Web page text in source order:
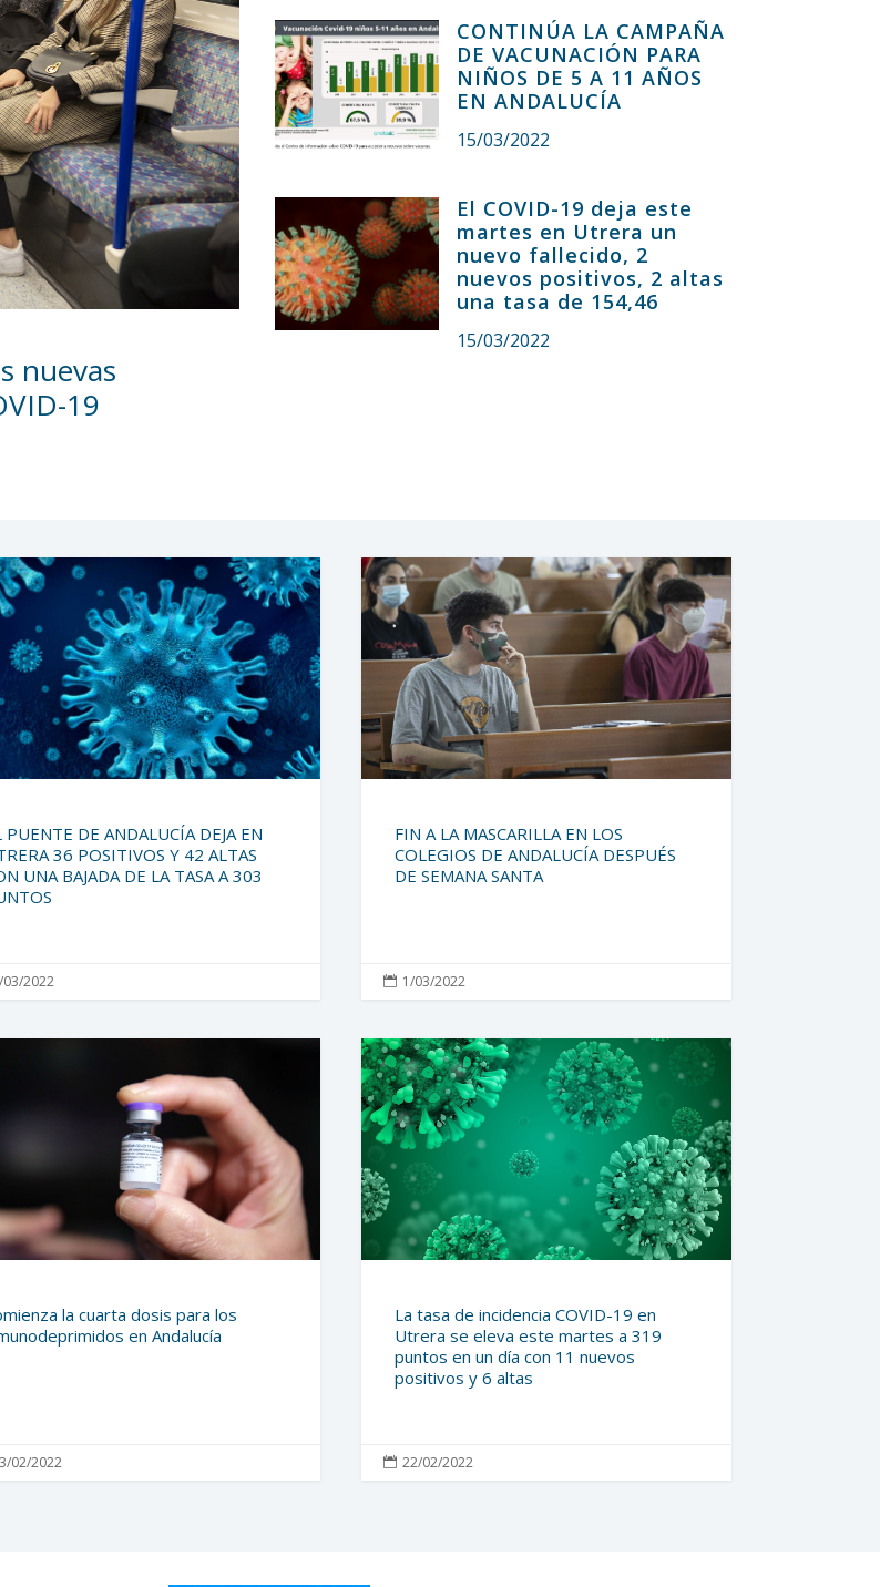
nuevas
19
CONTINÚA LA CAMPAÑA
DE VACUNACIÓN PARA
NIÑOS DE 5 A 11 AÑOS
EN ANDALUCÍA
15/03/2022
El COVID-19 deja este
martes en Utrera un
nuevo fallecido, 2
nuevos positivos, 2 altas
una tasa de 154,46
15/03/2022
PUENTE DE ANDALUCÍA DEJA EN
36 POSITIVOS Y 42 ALTAS
UNA BAJADA DE LA TASA A 303
03/2022
FIN A LA MASCARILLA EN LOS
COLEGIOS DE ANDALUCÍA DESPUÉS
DE SEMANA SANTA
 1/03/2022
la cuarta dosis para los
en Andalucía
02/2022
La tasa de incidencia COVID-19 en
Utrera se eleva este martes a 319
puntos en un día con 11 nuevos
positivos y 6 altas
 22/02/2022